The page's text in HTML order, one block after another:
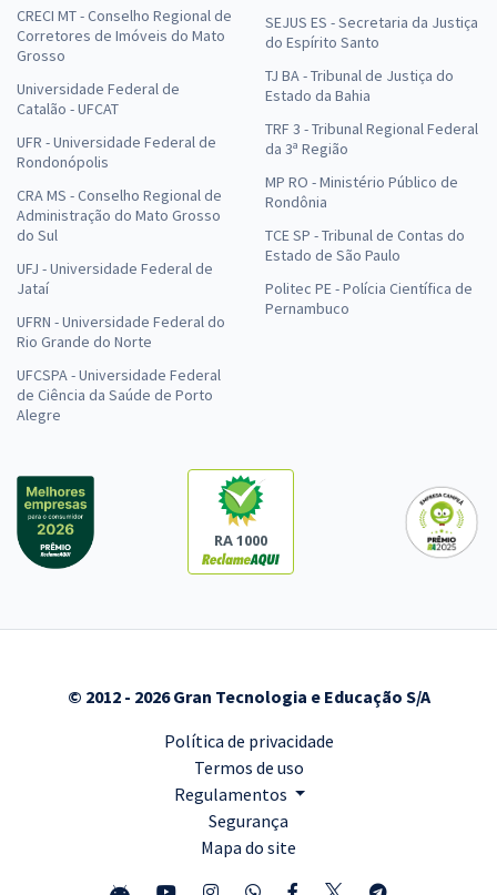
CRECI MT - Conselho Regional de
Corretores de Imóveis do Mato
Grosso
Universidade Federal de
Catalão - UFCAT
UFR - Universidade Federal de
Rondonópolis
CRA MS - Conselho Regional de
Administração do Mato Grosso
do Sul
UFJ - Universidade Federal de
Jataí
UFRN - Universidade Federal do
Rio Grande do Norte
UFCSPA - Universidade Federal
de Ciência da Saúde de Porto
Alegre
SEJUS ES - Secretaria da Justiça
do Espírito Santo
TJ BA - Tribunal de Justiça do
Estado da Bahia
TRF 3 - Tribunal Regional Federal
da 3ª Região
MP RO - Ministério Público de
Rondônia
TCE SP - Tribunal de Contas do
Estado de São Paulo
Politec PE - Polícia Científica de
Pernambuco
RA 1000
© 2012 - 2026 Gran Tecnologia e Educação S/A
Política de privacidade
Termos de uso
Regulamentos
Segurança
Mapa do site